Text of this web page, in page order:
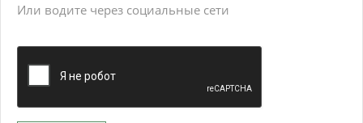
Или водите через социальные сети